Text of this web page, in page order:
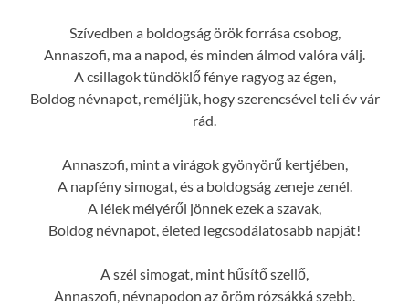
Szívedben a boldogság örök forrása csobog,
Annaszofi, ma a napod, és minden álmod valóra válj.
A csillagok tündöklő fénye ragyog az égen,
Boldog névnapot, reméljük, hogy szerencsével teli év vár
rád.
Annaszofi, mint a virágok gyönyörű kertjében,
A napfény simogat, és a boldogság zeneje zenél.
A lélek mélyéről jönnek ezek a szavak,
Boldog névnapot, életed legcsodálatosabb napját!
A szél simogat, mint hűsítő szellő,
Annaszofi, névnapodon az öröm rózsákká szebb.